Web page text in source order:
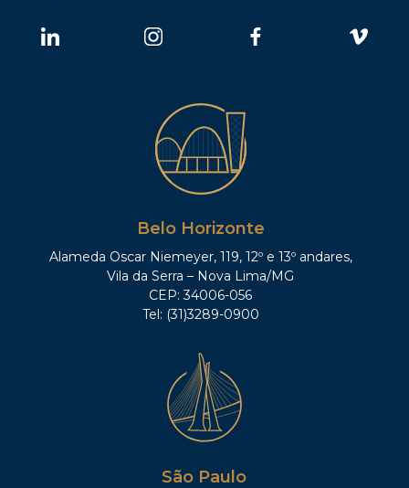
Belo Horizonte
Alameda Oscar Niemeyer, 119, 12º e 13º andares,
Vila da Serra – Nova Lima/MG
CEP: 34006-056
Tel: (31)3289-0900
São Paulo